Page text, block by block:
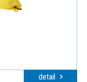
detail